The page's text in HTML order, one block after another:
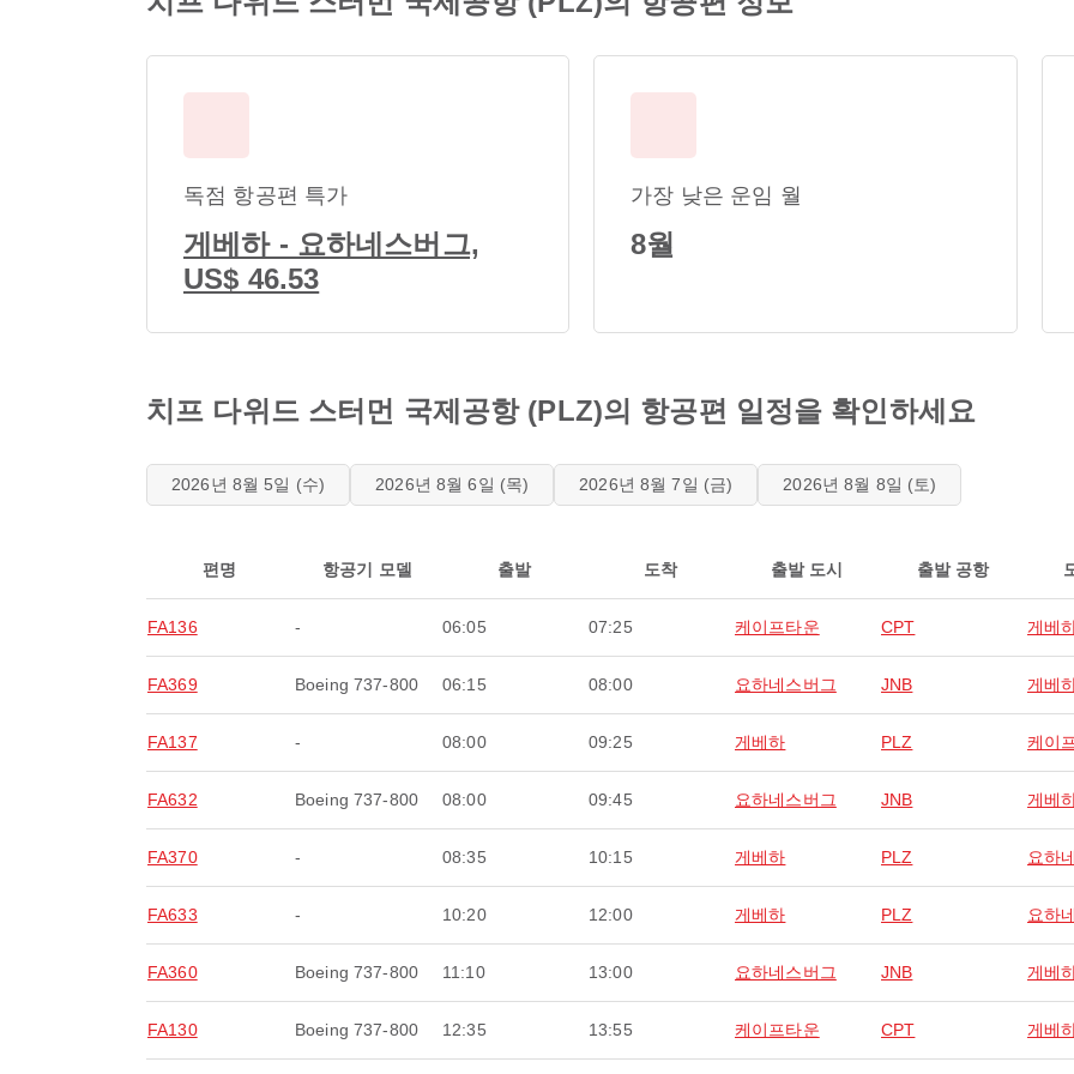
독점 항공편 특가
게베하 - 요하네스버그,
US$ 46.53
가장 낮은 운임 월
8월
치프 다위드 스터먼 국제공항 (PLZ)의 항공편 일정을 확인하세요
2026년 8월 5일 (수) 2026년 8월 6일 (목) 2026년 8월 7일 (금) 2026년 8월 8일 (토)
편명 항공기 모델 출발 도착 출발 도시 출발 공항
FA136 - 06:05 07:25 케이프타운 CPT 게베
FA369 Boeing 737-800 06:15 08:00 요하네스버그 JNB 게베
FA137 - 08:00 09:25 게베하 PLZ 케이
FA632 Boeing 737-800 08:00 09:45 요하네스버그 JNB 게베
FA370 - 08:35 10:15 게베하 PLZ 요하
FA633 - 10:20 12:00 게베하 PLZ 요하
FA360 Boeing 737-800 11:10 13:00 요하네스버그 JNB 게베
FA130 Boeing 737-800 12:35 13:55 케이프타운 CPT 게베